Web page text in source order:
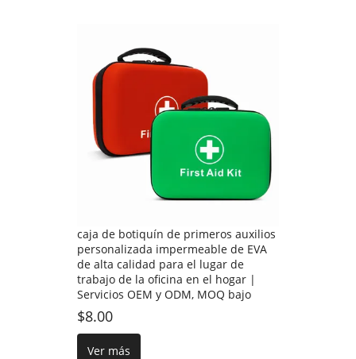
caja de botiquín de primeros auxilios
personalizada impermeable de EVA
de alta calidad para el lugar de
trabajo de la oficina en el hogar |
Servicios OEM y ODM, MOQ bajo
$8.00
Ver más